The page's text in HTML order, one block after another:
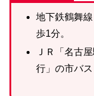
地下鉄鶴舞
歩1分。
ＪＲ「名古
行」の市バ